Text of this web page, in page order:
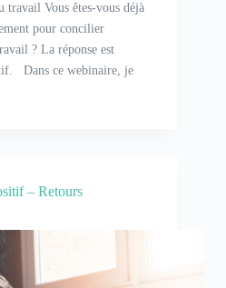
travail Vous êtes-vous déjà
pour concilier
? La réponse est
Dans ce webinaire, je
– Retours